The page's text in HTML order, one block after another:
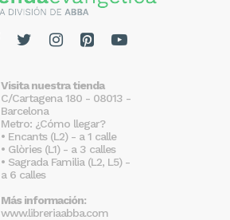
Visita nuestra tienda
C/Cartagena 180 - 08013 -
Barcelona
Metro: ¿Cómo llegar?
• Encants (L2) - a 1 calle
• Glòries (L1) - a 3 calles
• Sagrada Familia (L2, L5) -
a 6 calles
Más información:
www.libreriaabba.com